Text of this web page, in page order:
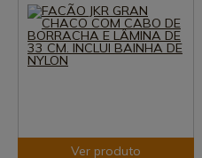
Ver produto